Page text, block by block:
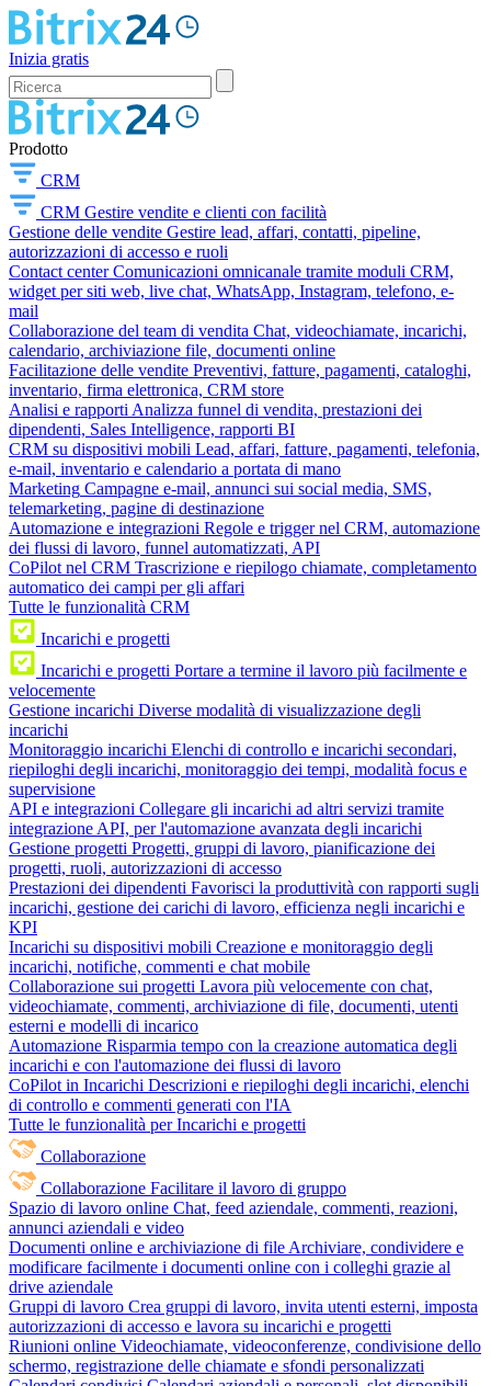
Inizia gratis
Prodotto
CRM
CRM Gestire vendite e clienti con facilità
Gestione delle vendite Gestire lead, affari, contatti, pipeline,
autorizzazioni di accesso e ruoli
Contact center Comunicazioni omnicanale tramite moduli CRM,
widget per siti web, live chat, WhatsApp, Instagram, telefono, e-
mail
Collaborazione del team di vendita Chat, videochiamate, incarichi,
calendario, archiviazione file, documenti online
Facilitazione delle vendite Preventivi, fatture, pagamenti, cataloghi,
inventario, firma elettronica, CRM store
Analisi e rapporti Analizza funnel di vendita, prestazioni dei
dipendenti, Sales Intelligence, rapporti BI
CRM su dispositivi mobili Lead, affari, fatture, pagamenti, telefonia,
e-mail, inventario e calendario a portata di mano
Marketing Campagne e-mail, annunci sui social media, SMS,
telemarketing, pagine di destinazione
Automazione e integrazioni Regole e trigger nel CRM, automazione
dei flussi di lavoro, funnel automatizzati, API
CoPilot nel CRM Trascrizione e riepilogo chiamate, completamento
automatico dei campi per gli affari
Tutte le funzionalità CRM
Incarichi e progetti
Incarichi e progetti Portare a termine il lavoro più facilmente e
velocemente
Gestione incarichi Diverse modalità di visualizzazione degli
incarichi
Monitoraggio incarichi Elenchi di controllo e incarichi secondari,
riepiloghi degli incarichi, monitoraggio dei tempi, modalità focus e
supervisione
API e integrazioni Collegare gli incarichi ad altri servizi tramite
integrazione API, per l'automazione avanzata degli incarichi
Gestione progetti Progetti, gruppi di lavoro, pianificazione dei
progetti, ruoli, autorizzazioni di accesso
Prestazioni dei dipendenti Favorisci la produttività con rapporti sugli
incarichi, gestione dei carichi di lavoro, efficienza negli incarichi e
KPI
Incarichi su dispositivi mobili Creazione e monitoraggio degli
incarichi, notifiche, commenti e chat mobile
Collaborazione sui progetti Lavora più velocemente con chat,
videochiamate, commenti, archiviazione di file, documenti, utenti
esterni e modelli di incarico
Automazione Risparmia tempo con la creazione automatica degli
incarichi e con l'automazione dei flussi di lavoro
CoPilot in Incarichi Descrizioni e riepiloghi degli incarichi, elenchi
di controllo e commenti generati con l'IA
Tutte le funzionalità per Incarichi e progetti
Collaborazione
Collaborazione Facilitare il lavoro di gruppo
Spazio di lavoro online Chat, feed aziendale, commenti, reazioni,
annunci aziendali e video
Documenti online e archiviazione di file Archiviare, condividere e
modificare facilmente i documenti online con i colleghi grazie al
drive aziendale
Gruppi di lavoro Crea gruppi di lavoro, invita utenti esterni, imposta
autorizzazioni di accesso e lavora su incarichi e progetti
Riunioni online Videochiamate, videoconferenze, condivisione dello
schermo, registrazione delle chiamate e sfondi personalizzati